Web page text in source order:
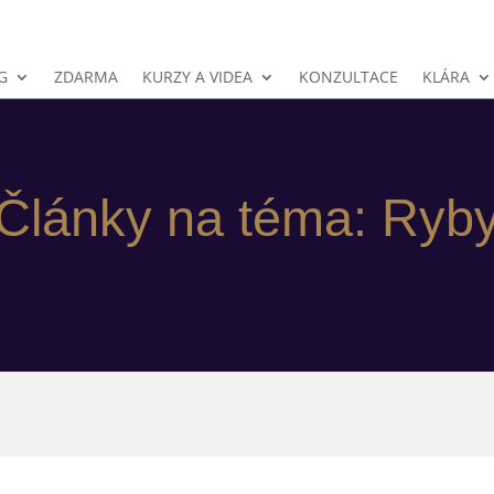
ZDARMA KURZY A VIDEA KONZULTACE KLÁRA
na téma: